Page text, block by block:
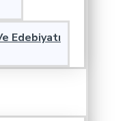
Edebiyatı